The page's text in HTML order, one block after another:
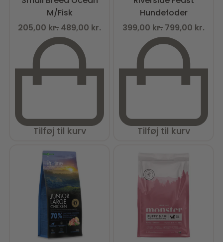
M/Fisk
205,00 kr. 489,00 kr.
Tilføj til kurv
Hundefoder
399,00 kr. 799,00 kr.
Tilføj til kurv